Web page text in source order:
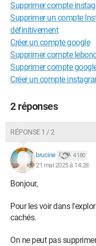
Supprimer compte
Supprimer un compte
définitivement
Créer un compte google
Supprimer compte
Supprimer compte
Créer un compte
2 réponses
RÉPONSE 1 / 2
brucine 4 180
21 mai 2025 à 14:28
Bonjour,
Pour les voir dans
cachés.
On ne peut pas